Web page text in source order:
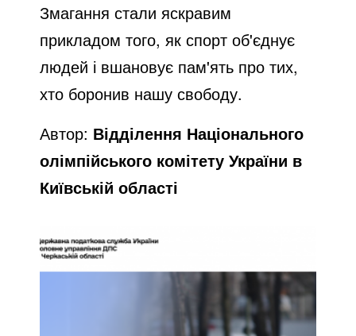
Змагання стали яскравим
прикладом того, як спорт об'єднує
людей і вшановує пам'ять про тих,
хто боронив нашу свободу.
Автор: Відділення Національного
олімпійського комітету України в
Київській області